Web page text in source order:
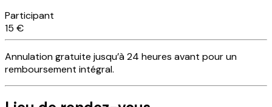
Participant
15 €
Annulationgratuite jusqu’à 24 heures avant pour un
remboursement intégral.